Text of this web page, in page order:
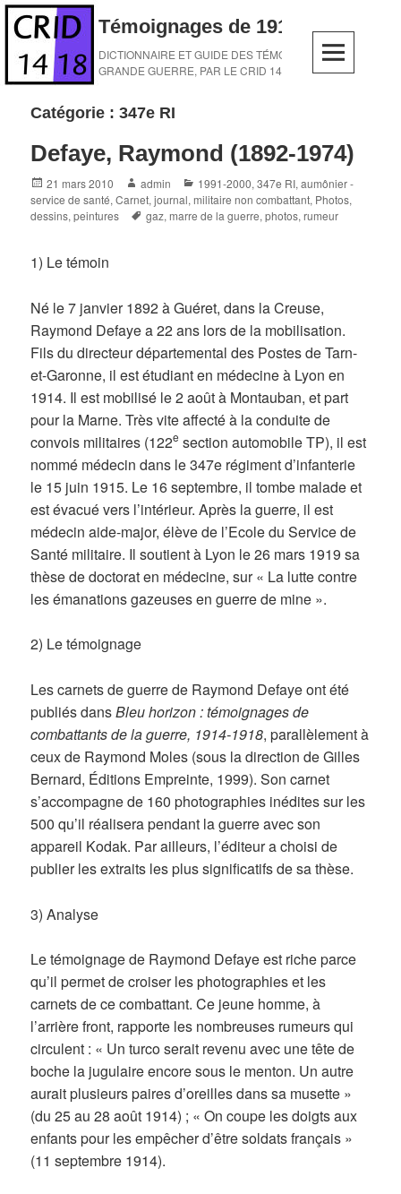
Skip
content
Témoignages de 1914-1918
DICTIONNAIRE ET GUIDE DES TÉMOINS DE LA
GRANDE GUERRE, PAR LE CRID 14-18
Catégorie :347e RI
Defaye, Raymond (1892-1974)
Posted
on
21 mars 2010 Author
admin Categories
1991-2000,347e RI,aumônier -
service de santé,Carnet, journal,militaire non combattant, Photos,
dessins, peintures
Tags
gaz,marre de la guerre,photos,rumeur
1) Le témoin
Né le 7 janvier 1892 à Guéret, dans la Creuse,
Raymond Defaye a 22 ans lors de la mobilisation.
Fils du directeur départemental des Postes de Tarn-
et-Garonne, il est étudiant en médecine à Lyon en
1914. Il est mobilisé le 2 août à Montauban, et part
pour la Marne. Très vite affecté à la conduite de
convois militaires (122e section automobile TP), il est
nommé médecin dans le 347e régiment d’infanterie
le 15 juin 1915. Le 16 septembre, il tombe malade et
est évacué vers l’intérieur. Après la guerre, il est
médecin aide-major, élève de l’Ecole du Service de
Santé militaire. Il soutient à Lyon le 26 mars 1919 sa
thèse de doctorat en médecine, sur « La lutte contre
les émanations gazeuses en guerre de mine ».
2) Le témoignage
Les carnets de guerre de Raymond Defaye ont été
publiés dansBleu horizon : témoignages de
combattants de la guerre, 1914-1918, parallèlement à
ceux de Raymond Moles (sous la direction de Gilles
Bernard, Éditions Empreinte, 1999). Son carnet
s’accompagne de 160 photographies inédites sur les
500 qu’il réalisera pendant la guerre avec son
appareil Kodak. Par ailleurs, l’éditeur a choisi de
publier les extraits les plus significatifs de sa thèse.
3) Analyse
Le témoignage de Raymond Defaye est riche parce
qu’il permet de croiser les photographies et les
carnets de ce combattant. Ce jeune homme, à
l’arrière front, rapporte les nombreuses rumeurs qui
circulent : « Un turco serait revenu avec une tête de
boche la jugulaire encore sous le menton. Un autre
aurait plusieurs paires d’oreilles dans sa musette »
(du 25 au 28 août 1914) ; « On coupe les doigts aux
enfants pour les empêcher d’être soldats français »
(11 septembre 1914).